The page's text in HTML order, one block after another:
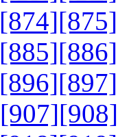
[874][875]
[885][886]
[896][897]
[907][908]